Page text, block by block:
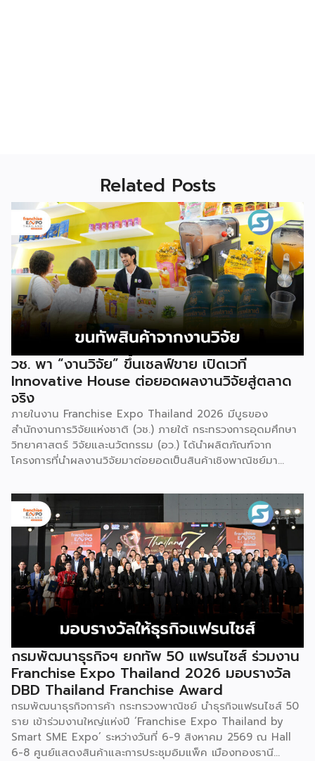
Related Posts
วช. พา “งานวิจัย” ขึ้นเชลฟ์ขาย เปิดเวที
Innovative House ต่อยอดผลงานวิจัยสู่ตลาด
จริง
ภายในงาน Franchise Expo Thailand 2026 มีบูธของ
สำนักงานการวิจัยแห่งชาติ (วช.) ภายใต้ กระทรวงการอุดมศึกษา
วิทยาศาสตร์ วิจัยและนวัตกรรม (อว.) ได้นำผลิตภัณฑ์จาก
โครงการที่นำผลงานวิจัยมาต่อยอดเป็นสินค้าเชิงพาณิชย์มา
มีภารกิจหลัก คือการให้ทุนวิจัย ดูแลเรื่องการวิจัยในภาพรวม รวม
ถึงการให้รางวัล และสนับสนุนนักวิจัย ตั้งแต่ระดับเยาวชนไปจนถึง
นักวิจัยอาวุโส แน่นอนว่านี่เป็นหน่วยงานผู้อยู่เบื้องหลังงานวิจัย
ไทยตั้งแต่ต้นน้ำยันปลายน้ำ กิจกรรมที่นำมาจัดแสดงในบูธ
ครั้งนี้เป็นส่วนหนึ่งของทุนที่ วช. สนับสนุนภายใต้ชุดโครงการ
Innovative House ซึ่งมีเป้าหมายชัดเจน คือการแนะแนวและ
สนับสนุนให้ผู้ประกอบการนำนวัตกรรมที่ต่อยอดมาจากงานวิจัย
ไปพัฒนาต่อจนสามารถขายได้จริงในเชิงพาณิชย์ ไม่ใช่แค่งาน
วิจัยที่อยู่ในห้องแล็บ โดยสินค้าที่นำมาโชว์ในบูธจึงเป็นผลิตภัณฑ์
ที่ “พร้อมขาย” แล้วจริงๆ บางแบรนด์ขายออนไลน์ บางแบรนด์
ขายเฉพาะหน้าร้าน นอกจากนี้ ยังมีการสาธิตนำผลิตภัณฑ์ไป
แปรรูปเป็นเมนูอาหาร-เครื่องดื่มให้ผู้ร่วมงานเห็นวิธีใช้งานจริง
โดยนำ ‘น้ำผึ้ง’ ที่ไม่ได้นำมาวางขายแบบเดิม ๆ แต่แปรรูปเป็น
เครื่องดื่มสเลอปี้ให้ผู้ร่วมงานได้ชิมสดๆ หน้าบูธ เพื่อดึงดูดและ
สร้างประสบการณ์ให้คนในงานได้ทดลองสัมผัสสินค้าจริง และหาก
ใครสนใจก็สามารถซื้อ หัวเชื้อ กลับไปทำเครื่องดื่มต่อเองที่บ้านได้
เช่นกัน […]
กรมพัฒนาธุรกิจฯ ยกทัพ 50 แฟรนไชส์ ร่วมงาน
Franchise Expo Thailand 2026 มอบรางวัล
DBD Thailand Franchise Award
กรมพัฒนาธุรกิจการค้า กระทรวงพาณิชย์ นำธุรกิจแฟรนไชส์ 50
ราย เข้าร่วมงานใหญ่แห่งปี ‘Franchise Expo Thailand by
Smart SME Expo’ ระหว่างวันที่ 6-9 สิงหาคม 2569 ณ Hall
6-8 ศูนย์แสดงสินค้าและการประชุมอิมแพ็ค เมืองทองธานี